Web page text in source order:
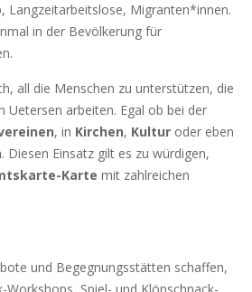
Langzeitarbeitslose, Migranten*innen.
in der Bevölkerung für
all die Menschen zu unterstützen, die
Uetersen arbeiten. Egal ob bei der
, in Kirchen, Kultur oder eben
. Diesen Einsatz gilt es zu würdigen,
Karte mit zahlreichen
und Begegnungsstätten schaffen,